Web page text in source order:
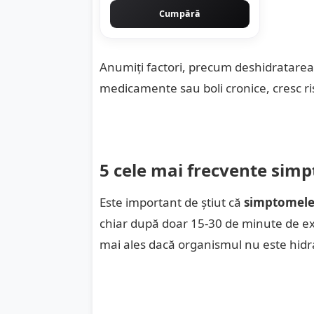
Cumpără
Anumiți factori, precum
medicamente sau boli cronice, cresc
5 cele mai frecvente
Este important de știut că
chiar după doar 15-30 de minute de
mai ales dacă organismul nu este